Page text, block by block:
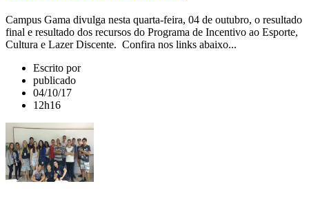
Campus Gama divulga nesta quarta-feira, 04 de outubro, o resultado
final e resultado dos recursos do Programa de Incentivo ao Esporte,
Cultura e Lazer Discente. Confira nos links abaixo...
Escrito por
publicado
04/10/17
12h16